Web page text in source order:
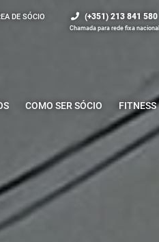
DE SÓCIO (+351) 213 841 580
Chamada para rede fixa nacional
COMO SER SÓCIO FITNESS